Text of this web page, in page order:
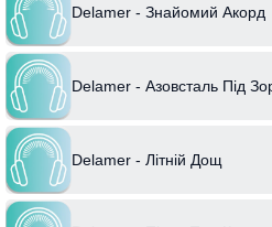
Delamer - Знайомий Акорд
Delamer - Азовсталь Під
Delamer - Літній Дощ